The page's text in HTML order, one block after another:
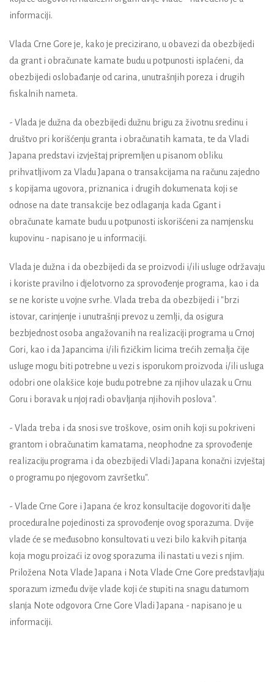
informaciji.
Vlada Crne Gore je, kako je precizirano, u obavezi da obezbijedi
da grant i obračunate kamate budu u potpunosti isplaćeni, da
obezbijedi oslobađanje od carina, unutrašnjih poreza i drugih
fiskalnih nameta.
- Vlada je dužna da obezbijedi dužnu brigu za životnu sredinu i
društvo pri korišćenju granta i obračunatih kamata, te da Vladi
Japana predstavi izvještaj pripremljen u pisanom obliku
prihvatljivom za Vladu Japana o transakcijama na računu zajedno
s kopijama ugovora, priznanica i drugih dokumenata koji se
odnose na date transakcije bez odlaganja kada Ggant i
obračunate kamate budu u potpunosti iskorišćeni za namjensku
kupovinu - napisano je u informaciji.
Vlada je dužna i da obezbijedi da se proizvodi i/ili usluge održavaju
i koriste pravilno i djelotvorno za sprovođenje programa, kao i da
se ne koriste u vojne svrhe. Vlada treba da obezbijedi i "brzi
istovar, carinjenje i unutrašnji prevoz u zemlji, da osigura
bezbjednost osoba angažovanih na realizaciji programa u Crnoj
Gori, kao i da Japancima i/ili fizičkim licima trećih zemalja čije
usluge mogu biti potrebne u vezi s isporukom proizvoda i/ili usluga
odobri one olakšice koje budu potrebne za njihov ulazak u Crnu
Goru i boravak u njoj radi obavljanja njihovih poslova".
- Vlada treba i da snosi sve troškove, osim onih koji su pokriveni
grantom i obračunatim kamatama, neophodne za sprovođenje
realizaciju programa i da obezbijedi Vladi Japana konačni izvještaj
o programu po njegovom završetku".
- Vlade Crne Gore i Japana će kroz konsultacije dogovoriti dalje
proceduralne pojedinosti za sprovođenje ovog sporazuma. Dvije
vlade će se međusobno konsultovati u vezi bilo kakvih pitanja
koja mogu proizaći iz ovog sporazuma ili nastati u vezi s njim.
Priložena Nota Vlade Japana i Nota Vlade Crne Gore predstavljaju
sporazum između dvije vlade koji će stupiti na snagu datumom
slanja Note odgovora Crne Gore Vladi Japana - napisano je u
informaciji.